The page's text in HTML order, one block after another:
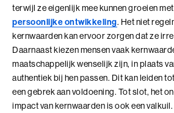
Ik en de Anderen
Ik en de Anderen (BaakBoost)
Invloed in Complexiteit
Inzicht in Ambitie
terwijl ze eigenlijk mee kunnen groeien
persoonlijke ontwikkeling. Het niet
kernwaarden kan ervoor zorgen dat ze
Daarnaast kiezen mensen vaak
maatschappelijk wenselijk zijn, in plaats
authentiek bij hen passen. Dit kan leiden
een gebrek aan voldoening. Tot slot, het
impact van kernwaarden is ook een